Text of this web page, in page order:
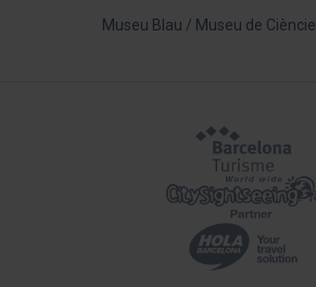
Museu Blau / Museu de